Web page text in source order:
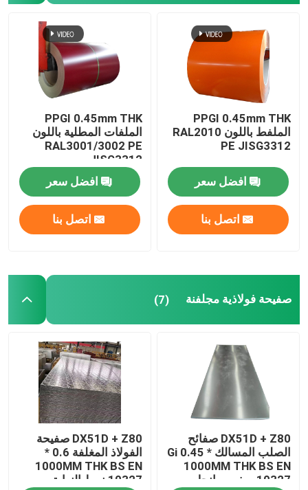
PPGI 0.45mm THK
الملفط باللون RAL2010
PE JISG3312
افضل سعر
اتصل بنا
PPGI 0.45mm THK
الملفات المطلية باللون
RAL3001/3002 PE
JISG3312
افضل سعر
اتصل بنا
صفيحة فولاذية مجلفنة (7)
DX51D + Z80 صفائح
الصلب المسالك Gi 0.45 *
1000MM THK BS EN
10327 صفر سبانجل
DX51D + Z80 صفيحة
الفولاذ المغلفة 0.6 *
1000MM THK BS EN
10327 نمط النهاية